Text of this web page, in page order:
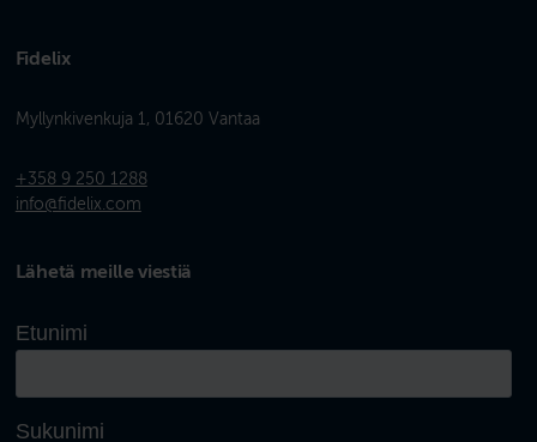
Fidelix
Myllynkivenkuja 1, 01620 Vantaa
+358 9 250 1288
info@fidelix.com
Lähetä meille viestiä